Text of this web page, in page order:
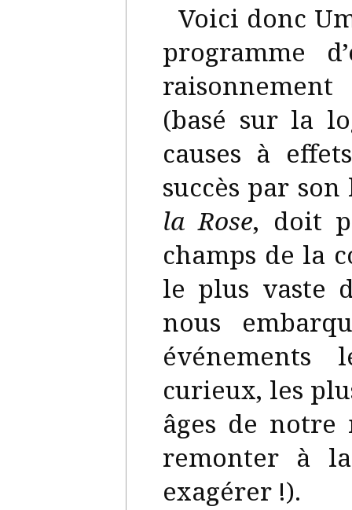
Voici donc
programme
(basé sur la
causes à
succès par
la Rose, doit
champs de la
le plus vaste
nous
curieux, les
âges de notre
remonter à
exagérer !).